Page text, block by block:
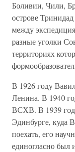
Боливии, Чили,
острове
между
разные уголки
территориях
В 1926 году
Ленина. В 1940
ВСХВ. В 1939
Эдинбурге, куда
поехать, его
единогласно был